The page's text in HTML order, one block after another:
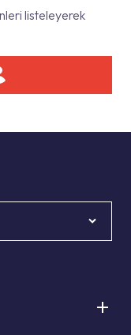
listeleyerek